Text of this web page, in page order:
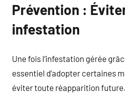
Prévention :
infestation
Une fois l’infestation gérée
essentiel d’adopter certaines
éviter toute réapparition future.